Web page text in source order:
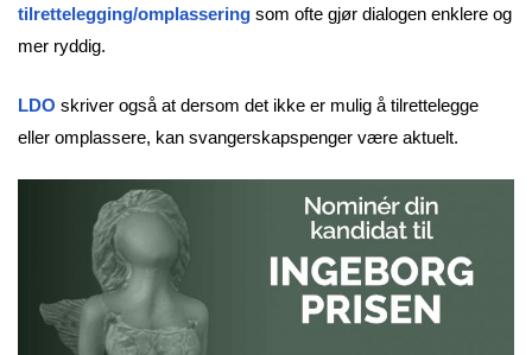
tilrettelegging/omplassering som ofte gjør dialogen enklere og
mer ryddig.
LDO skriver også at dersom det ikke er mulig å tilrettelegge
eller omplassere, kan svangerskapspenger være aktuelt.